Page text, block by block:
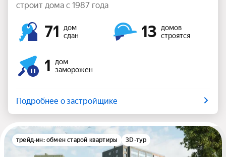
строит дома с 1987 года
71
дом
сдан
1
дом
заморожен
13
домов
строятся
Подробнее о застройщике
трейд-ин: обмен старой квартиры 3D-тур